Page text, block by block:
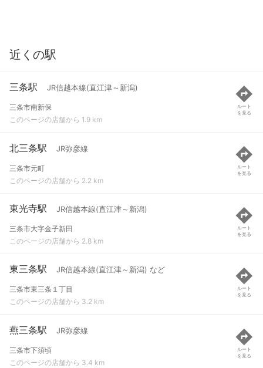
近くの駅
三条駅 JR信越本線(直江津～新潟)
三条市南新保
このページの店舗から 1.9 km
ルート
を見る
北三条駅 JR弥彦線
三条市元町
このページの店舗から 2.2 km
ルート
を見る
東光寺駅 JR信越本線(直江津～新潟)
三条市大字金子新田
このページの店舗から 2.8 km
ルート
を見る
東三条駅 JR信越本線(直江津～新潟) など
三条市東三条１丁目
このページの店舗から 3.2 km
ルート
を見る
燕三条駅 JR弥彦線
三条市下須頃
このページの店舗から 3.4 km
ルート
を見る